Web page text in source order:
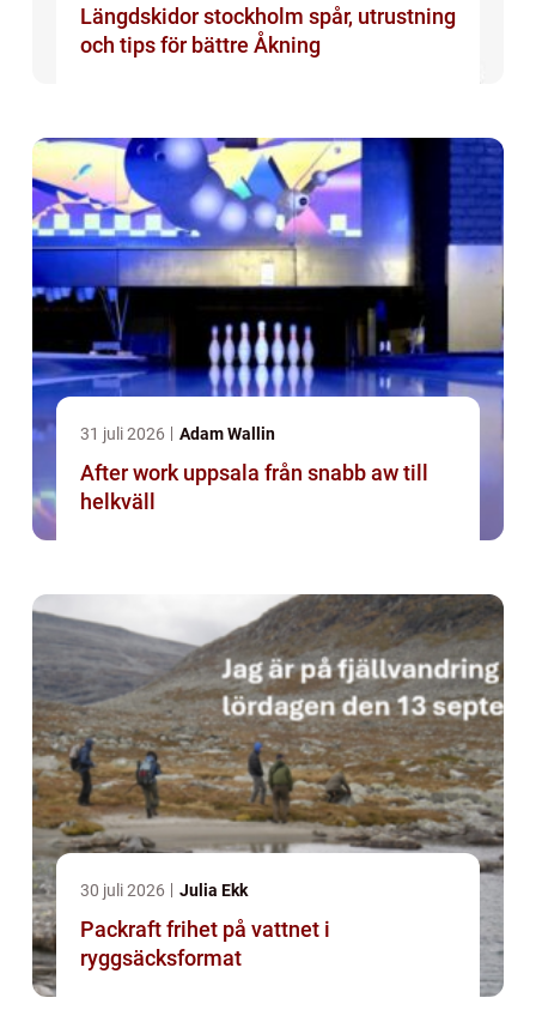
Längdskidor stockholm spår, utrustning
och tips för bättre Åkning
31 juli 2026 Adam Wallin
After work uppsala från snabb aw till
helkväll
30 juli 2026 Julia Ekk
Packraft frihet på vattnet i
ryggsäcksformat